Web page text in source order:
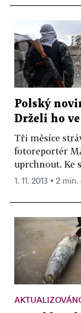
Polský
Drželi ho
Tři měsíce
fotoreportér
uprchnout. Ke
1. 11. 2013 ▪ 2